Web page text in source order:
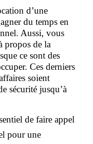
d’une
du temps en
Aussi, vous
propos de la
ce sont des
Ces derniers
soient
sécurité jusqu’à
de faire appel
pour une